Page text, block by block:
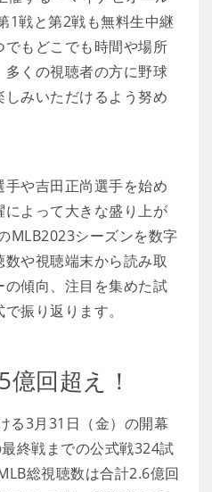
1戦と第2戦も無料生中継
もどこでも時間や場所
くの視聴者の方に野球
みいただけるよう努め
や吉田正尚選手を始め
よって大きな盛り上が
MLB2023シーズンを数字
や視聴端末から読み取
傾向、注目を集めた試
振り返ります。
回超え！
る3月31日（金）の開幕
終戦までの公式戦324試
総視聴数は合計2.6億回